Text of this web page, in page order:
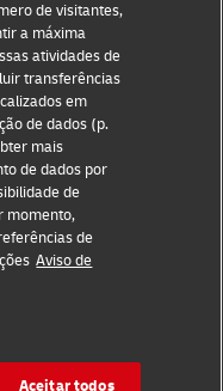
de visitantes,
a máxima
atividades de
transferências
em
de dados (p.
mais
de dados por
de
momento,
de
Aviso de
Aceitar todos